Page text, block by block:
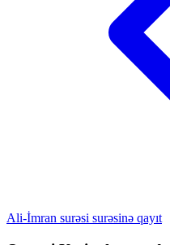
Ali-İmran surəsi surəsinə qayıt